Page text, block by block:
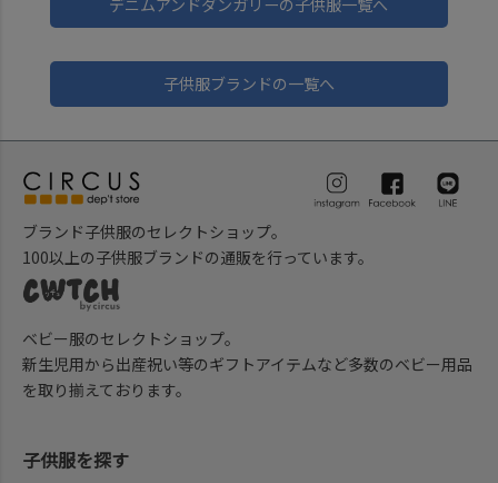
子供服ブランドの一覧へ
ブランド子供服のセレクトショップ。
100以上の子供服ブランドの通販を行っています。
ベビー服のセレクトショップ。
新生児用から出産祝い等のギフトアイテムなど多数のベビー用品
を取り揃えております。
子供服を探す